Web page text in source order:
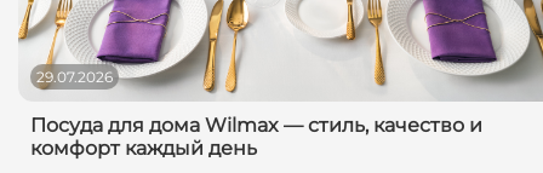
29.07.2026
Посуда для дома Wilmax — стиль, качество и
комфорт каждый день